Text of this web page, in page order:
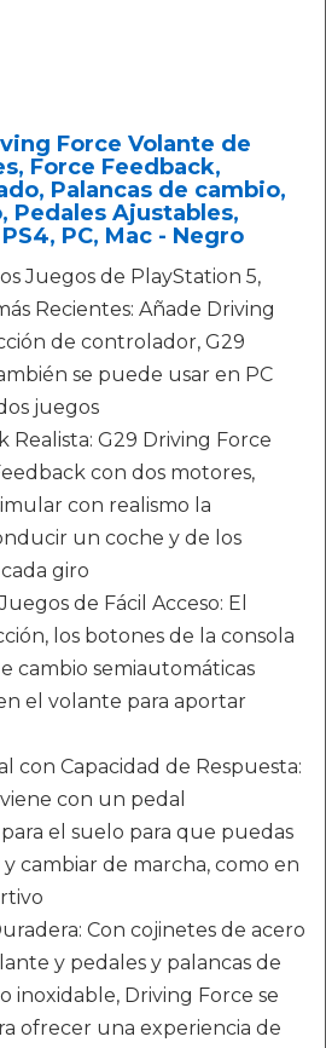
Force Volante de
Force Feedback,
Palancas de cambio,
Pedales Ajustables,
PC, Mac - Negro
Juegos de PlayStation 5,
Recientes: Añade Driving
de controlador, G29
se puede usar en PC
juegos
Realista: G29 Driving Force
con dos motores,
con realismo la
un coche y de los
giro
de Fácil Acceso: El
los botones de la consola
cambio semiautomáticas
el volante para aportar
con Capacidad de Respuesta:
con un pedal
el suelo para que puedas
cambiar de marcha, como en
Con cojinetes de acero
y pedales y palancas de
inoxidable, Driving Force se
ofrecer una experiencia de